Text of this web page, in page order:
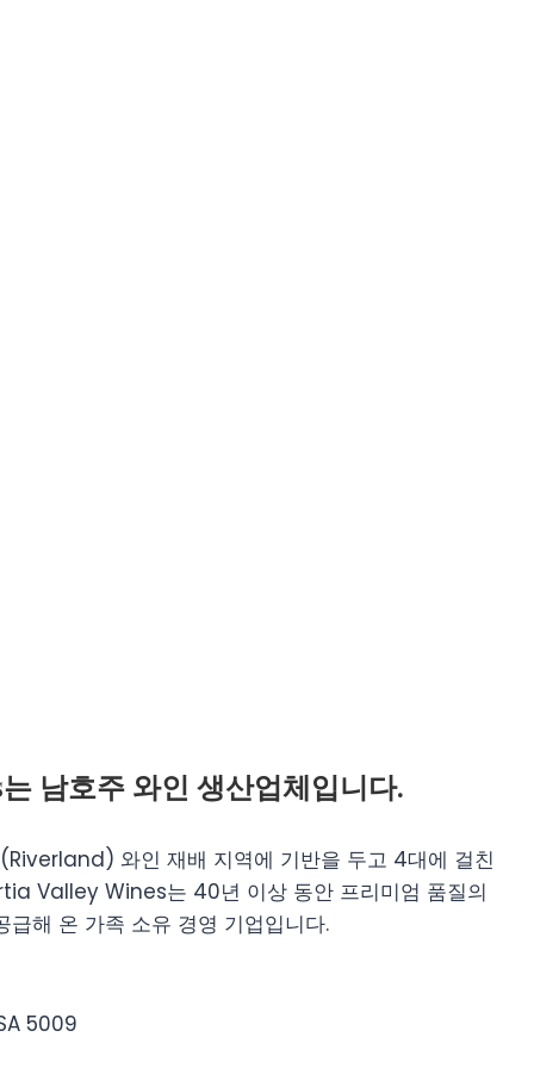
남호주 와인 생산업체입니다.
와인 재배 지역에 기반을 두고 4대에 걸친
Valley Wines는 40년 이상 동안 프리미엄 품질의
해 온 가족 소유 경영 기업입니다.
5009